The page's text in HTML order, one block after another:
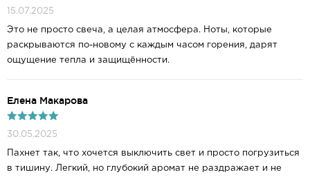
15.07.2025
Это не просто свеча, а целая атмосфера. Ноты, которые
раскрываются по-новому с каждым часом горения, дарят
ощущение тепла и защищённости.
Елена Макарова
30.05.2025
Пахнет так, что хочется выключить свет и просто погрузиться
в тишину. Легкий, но глубокий аромат не раздражает и не